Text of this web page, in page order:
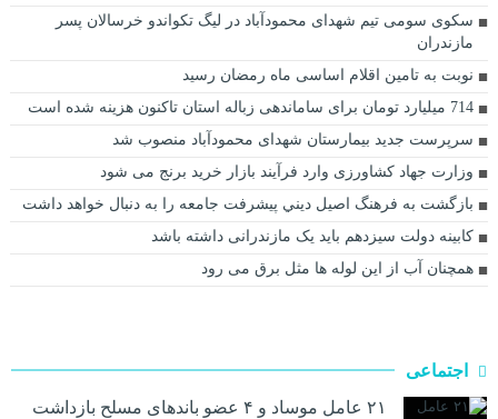
سکوی سومی تیم شهدای محمودآباد در لیگ تکواندو خرسالان پسر
مازندران
نوبت به تامین اقلام اساسی ماه رمضان رسید
714 میلیارد تومان برای ساماندهی زباله استان تاکنون هزینه شده است
سرپرست جدید بیمارستان شهدای محمودآباد منصوب شد
وزارت جهاد کشاورزی وارد فرآیند بازار خرید برنج می شود
بازگشت به فرهنگ اصيل ديني پيشرفت جامعه را به دنبال خواهد داشت
کابینه دولت سیزدهم باید یک مازندرانی داشته باشد
همچنان آب از این لوله ها مثل برق می رود
اجتماعی
۲۱ عامل موساد و ۴ عضو باند‌های مسلح بازداشت